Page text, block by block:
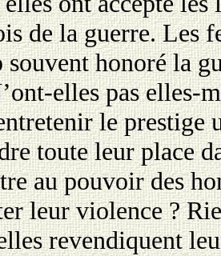
de la guerre. Les
souvent honoré la
elles pas elles-
le prestige
toute leur place
au pouvoir des
leur violence ?
revendiquent